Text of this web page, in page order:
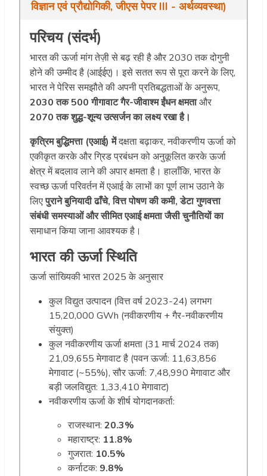
विज्ञान एवं प्रौद्योगिकी, जीएस पेपर III - अर्थव्यवस्था)
परिचय (संदर्भ)
भारत की ऊर्जा मांग तेज़ी से बढ़ रही है और 2030 तक दोगुनी
होने की उम्मीद है (आईईए)। इसे सतत रूप से पूरा करने के लिए,
भारत ने पेरिस समझौते की अपनी प्रतिबद्धताओं के अनुरूप,
2030 तक 500 गीगावाट गैर-जीवाश्म ईंधन क्षमताऔर
2070 तक शुद्ध-शून्य उत्सर्जन का लक्ष्य रखा है।
कृत्रिम बुद्धिमत्ता (एआई) मेंदक्षता बढ़ाकर, नवीकरणीय ऊर्जा को
एकीकृत करके और ग्रिड प्रबंधन को अनुकूलित करके ऊर्जा
क्षेत्र में बदलाव लाने की अपार क्षमता है। हालाँकि, भारत के
स्वच्छ ऊर्जा परिवर्तन में एआई के लाभों का पूर्ण लाभ उठाने के
लिएपुराने बुनियादी ढाँचे, वित्त पोषण की कमी, डेटा गुणवत्ता
संबंधी समस्याओं और सीमित एआई क्षमता जैसी चुनौतियों का
समाधान किया जाना आवश्यक है।
भारत की ऊर्जा स्थिति
ऊर्जा सांख्यिकी भारत 2025 के अनुसार
कुल विद्युत उत्पादन (वित्त वर्ष 2023-24) लगभग
15,20,000 GWh (नवीकरणीय + गैर-नवीकरणीय
संयुक्त)
कुल नवीकरणीय ऊर्जा क्षमता (31 मार्च 2024 तक)
21,09,655 मेगावाट है (पवन ऊर्जा: 11,63,856
मेगावाट (~55%), सौर ऊर्जा: 7,48,990 मेगावाट और
बड़ी जलविद्युत: 1,33,410 मेगावाट)
नवीकरणीय ऊर्जा के शीर्ष योगदानकर्ता:
राजस्थान: 20.3%
महाराष्ट्र: 11.8%
गुजरात: 10.5%
कर्नाटक: 9.8%